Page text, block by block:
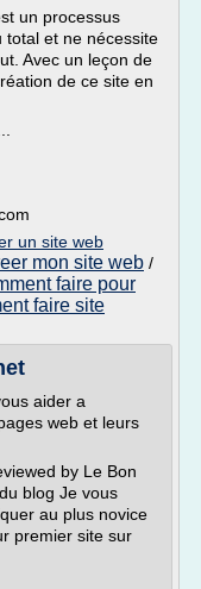
un processus
total et ne nécessite
Avec un leçon de
de ce site en
un site web
mon site web /
faire pour
faire site
aider a
web et leurs
by Le Bon
blog Je vous
au plus novice
premier site sur